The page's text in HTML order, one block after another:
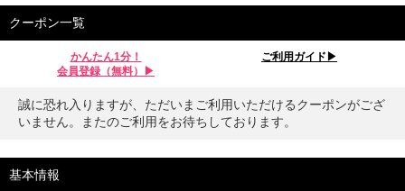
クーポン一覧
かんたん1分！
会員登録（無料）▶︎
ご利用ガイド▶︎
誠に恐れ入りますが、ただいまご利用いただけるクーポンがござ
いません。またのご利用をお待ちしております。
基本情報